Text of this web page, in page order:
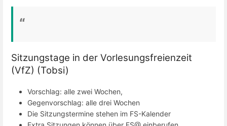
Sitzungstage in der Vorlesungsfreienzeit
(VfZ) (Tobsi)
Vorschlag: alle zwei Wochen,
Gegenvorschlag: alle drei Wochen
Die Sitzungstermine stehen im FS-Kalender